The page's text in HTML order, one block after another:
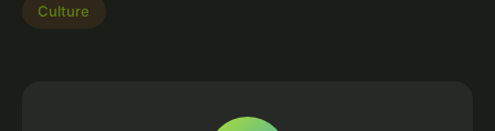
Culture